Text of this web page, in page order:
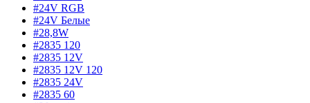
#24V RGB
#24V Белые
#28,8W
#2835 120
#2835 12V
#2835 12V 120
#2835 24V
#2835 60